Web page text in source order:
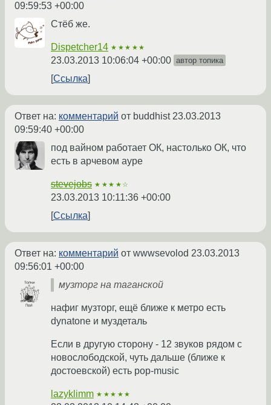
09:59:53 +00:00
Стёб же.
Dispetcher14 ★★★★★
23.03.2013 10:06:04 +00:00 автор топика
Ссылка
Ответ на: комментарий от buddhist23.03.2013
09:59:40 +00:00
под вайном работает ОК, настолько ОК, что
есть в арчевом ауре
stevejobs ★★★★☆
23.03.2013 10:11:36 +00:00
Ссылка
Ответ на: комментарий от wwwsevolod 23.03.2013
09:56:01 +00:00
музторг на таганской
нафиг музторг, ещё ближе к метро есть
dynatone и муздеталь
Если в другую сторону - 12 звуков рядом с
новослободской, чуть дальше (ближе к
достоевской) есть pop-music
lazyklimm ★★★★★